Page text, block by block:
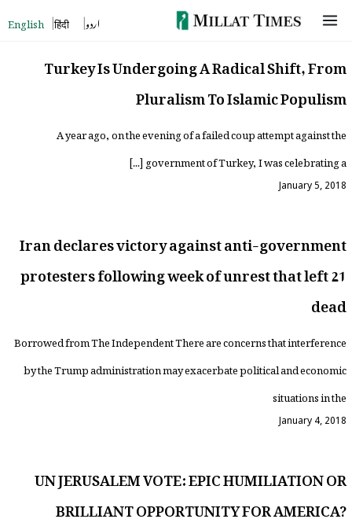
English हिंदी اردو
Turkey Is Undergoing A Radical Shift, From
Pluralism To Islamic Populism
A year ago, on the evening of a failed coup attempt against the
government of Turkey, I was celebrating a […]
January 5, 2018
Iran declares victory against anti-government
protesters following week of unrest that left 21
dead
Borrowed from The Independent There are concerns that interference
by the Trump administration may exacerbate political and economic
situations in the
January 4, 2018
UN JERUSALEM VOTE: EPIC HUMILIATION OR
BRILLIANT OPPORTUNITY FOR AMERICA?